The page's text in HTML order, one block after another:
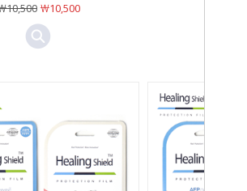
10,500￦10,500